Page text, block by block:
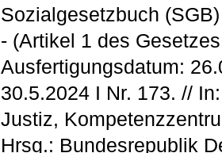
Sozialgesetzbuch
- (Artikel 1 des
Ausfertigungsdatum:
30.5.2024 I Nr. 173. //
Justiz,
Hrsg.: Bundesrepublik